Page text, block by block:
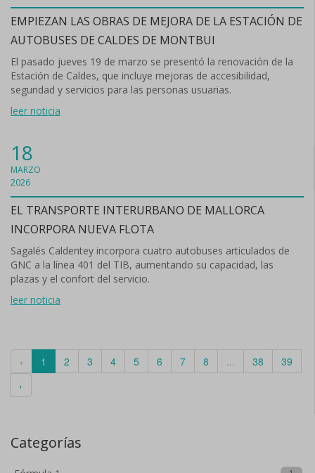
EMPIEZAN LAS OBRAS DE MEJORA DE LA ESTACIÓN DE
AUTOBUSES DE CALDES DE MONTBUI
El pasado jueves 19 de marzo se presentó la renovación de la
Estación de Caldes, que incluye mejoras de accesibilidad,
seguridad y servicios para las personas usuarias.
leer noticia
18
MARZO
2026
EL TRANSPORTE INTERURBANO DE MALLORCA
INCORPORA NUEVA FLOTA
Sagalés Caldentey incorpora cuatro autobuses articulados de
GNC a la línea 401 del TIB, aumentando su capacidad, las
plazas y el confort del servicio.
leer noticia
‹ 1 2 3 4 5 6 7 8 ... 38
39
›
Categorías